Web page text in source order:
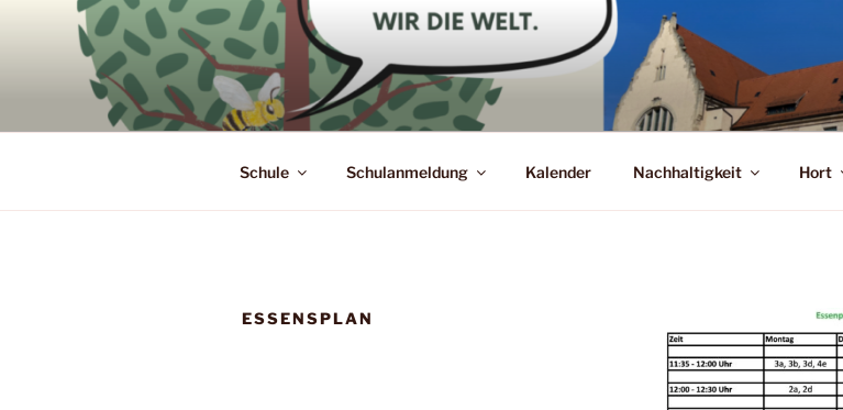
Schule Schulanmeldung Kalender Nachhaltigkeit Hort
ESSENSPLAN